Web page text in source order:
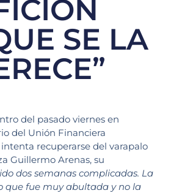
SE LA
del pasado viernes en
del Unión Financiera
recuperarse del varapalo
Guillermo Arenas, su
dos semanas complicadas. La
que fue muy abultada y no la